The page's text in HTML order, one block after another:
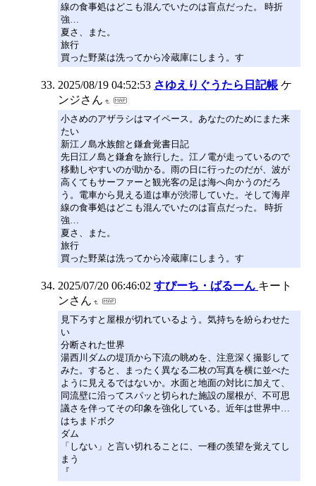
線の食事処はどこも混んでいたのは盲点だった。 時折
強…
夏さ、また。
旅行
買った野菜は洗ってから冷蔵庫にしまう。す
2025/08/19 04:52:53 さゆえりぐうたら日記帳 ケ
ンジさん
小さめのアザラシはマイペース。あなたのためにまた来
たい
新江ノ島水族館と鎌倉覚書日記
先日江ノ島と鎌倉を旅行した。江ノ電が走っているので
移動しやすいのが助かる。雨の日に行ったのだが、波が
高くてもサーファーと観光客の足は海へ向かうのだろ
う。電車から見える道は車が渋滞していた。そして海岸
線の食事処はどこも混んでいたのは盲点だった。 時折
強…
夏さ、また。
旅行
買った野菜は洗ってから冷蔵庫にしまう。す
2025/07/20 06:46:02 すぴーち・ばるーん キート
ンさん
見下ろすと屋根が切れているよう。気持ちを紛らわせた
い
分断された世界
湯西川ダムの堤頂から下流の眺めを、注意深く撮影して
みた。すると、まったく異なる二枚の写真を横に並べた
ように見えるではないか。水面と地面の対比に加えて、
同流壁に沿ってスパッと切られた施設の屋根が、不可思
議さを伴ってその印象を強化している。近年は世界中…
はちまドボク
ダム
「しない」と言い切れることに、一種の羨望を覚えてし
まう
『